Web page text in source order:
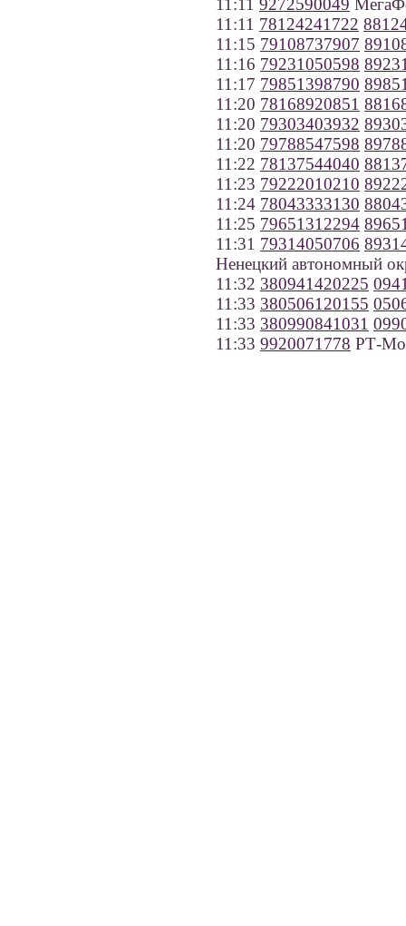
11:11 9272590049
11:11 78124241722
11:15 79108737907
11:16 79231050598
11:17 79851398790
11:20 78168920851
11:20 79303403932
11:20 79788547598
11:22 78137544040
11:23 79222010210
11:24 78043333130
11:25 79651312294
11:31 79314050706
Ненецкий автономный
11:32 380941420225
11:33 380506120155
11:33 380990841031
11:33 9920071778 РТ-Мо